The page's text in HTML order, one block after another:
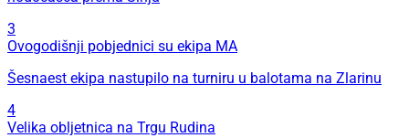
3
Ovogodišnji pobjednici su ekipa MA
Šesnaest ekipa nastupilo na turniru u balotama na Zlarinu
4
Velika obljetnica na Trgu Rudina